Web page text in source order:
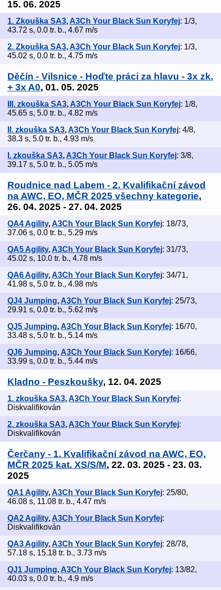
15. 06. 2025
1. Zkouška SA3, A3Ch Your Black Sun Koryfej: 1/3,
43.72 s, 0.0 tr. b., 4.67 m/s
2. Zkouška SA3,A3Ch Your Black Sun Koryfej: 1/3,
45.02 s, 0.0 tr. b., 4.75 m/s
Děčín - Vilsnice - Hoďte práci za hlavu - 3x zk.
+ 3x A0, 01. 05. 2025
III. zkouška SA3, A3Ch Your Black Sun Koryfej: 1/8,
45.65 s, 5.0 tr. b., 4.82 m/s
II. zkouška SA3,A3Ch Your Black Sun Koryfej: 4/8,
38.3 s, 5.0 tr. b., 4.93 m/s
I. zkouška SA3, A3Ch Your Black Sun Koryfej: 3/8,
39.17 s, 5.0 tr. b., 5.05 m/s
Roudnice nad Labem - 2. Kvalifikační závod
na AWC, EO, MČR 2025 všechny kategorie,
26. 04. 2025 - 27. 04. 2025
QA4 Agility,A3Ch Your Black Sun Koryfej: 18/73,
37.06 s, 0.0 tr. b., 5.29 m/s
QA5 Agility, A3Ch Your Black Sun Koryfej: 31/73,
45.02 s, 10.0 tr. b., 4.78 m/s
QA6 Agility,A3Ch Your Black Sun Koryfej: 34/71,
41.98 s, 5.0 tr. b., 4.98 m/s
QJ4 Jumping, A3Ch Your Black Sun Koryfej: 25/73,
29.91 s, 0.0 tr. b., 5.62 m/s
QJ5 Jumping,A3Ch Your Black Sun Koryfej: 16/70,
33.48 s, 5.0 tr. b., 5.14 m/s
QJ6 Jumping, A3Ch Your Black Sun Koryfej: 16/66,
33.99 s, 0.0 tr. b., 5.44 m/s
Kladno - Peszkoušky, 12. 04. 2025
1. zkouška SA3,A3Ch Your Black Sun Koryfej:
Diskvalifikován
2. zkouška SA3, A3Ch Your Black Sun Koryfej:
Diskvalifikován
Čerčany - 1. Kvalifikační závod na AWC, EO,
MČR 2025 kat. XS/S/M, 22. 03. 2025 - 23. 03.
2025
QA1 Agility,A3Ch Your Black Sun Koryfej: 25/80,
46.08 s, 11.08 tr. b., 4.47 m/s
QA2 Agility, A3Ch Your Black Sun Koryfej:
Diskvalifikován
QA3 Agility,A3Ch Your Black Sun Koryfej: 28/78,
57.18 s, 15.18 tr. b., 3.73 m/s
QJ1 Jumping, A3Ch Your Black Sun Koryfej: 13/82,
40.03 s, 0.0 tr. b., 4.9 m/s